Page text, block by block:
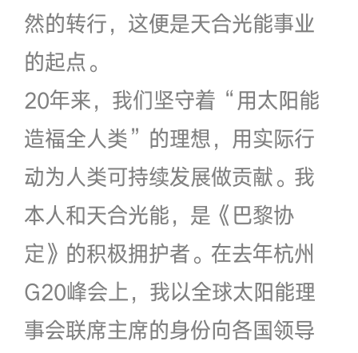
然的转行，这便是天合光能事业
的起点。
20年来，我们坚守着“用太阳能
造福全人类”的理想，用实际行
动为人类可持续发展做贡献。我
本人和天合光能，是《巴黎协
定》的积极拥护者。在去年杭州
G20峰会上，我以全球太阳能理
事会联席主席的身份向各国领导